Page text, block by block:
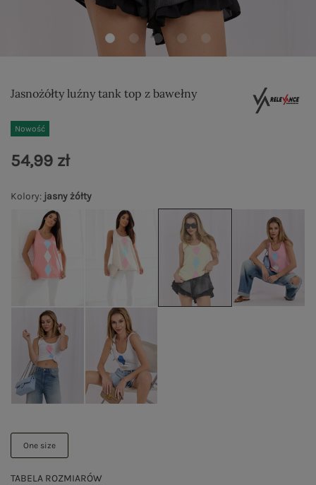
Jasnożółty luźny tank top z bawełny
Nowość
Kolory: jasny żółty
One size
TABELA ROZMIARÓW
54,99 zł